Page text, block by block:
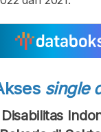
single